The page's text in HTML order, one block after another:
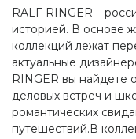
RALF RINGER –
историей. В основе
коллекций лежат
актуальные
RINGER вы найдете
деловых встреч и
романтических
путешествий.В